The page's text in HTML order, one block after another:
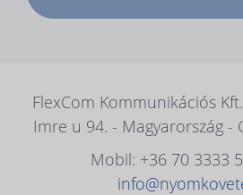
FlexCom Kommunikációs
Imre u 94. - Magyarország -
Mobil: +36 70 3333